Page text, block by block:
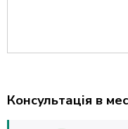
Консультація в